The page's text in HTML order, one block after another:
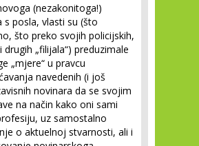
(nezakonitoga!)
s posla, vlasti su (što
što preko svojih policijskih,
drugih „filijala“) preduzimale
„mjere“ u pravcu
navedenih (i još
novinara da se svojim
na način kako oni sami
uz samostalno
o aktuelnoj stvarnosti, ali i